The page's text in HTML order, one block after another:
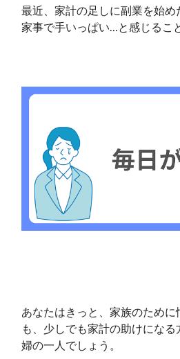
最近、家計の足しに副業を始め
家事で手いっぱい…と感じるこ
あなたはきっと、家族のために
も、少しでも家計の助けにな
婦の一人でしょう。